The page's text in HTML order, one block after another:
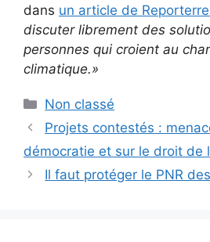
dans un article de Reporterre
discuter librement des
personnes qui croient au
climatique.»
Catégories
Non classé
Projets contestés :
démocratie et sur le droit de
Il faut protéger le PNR